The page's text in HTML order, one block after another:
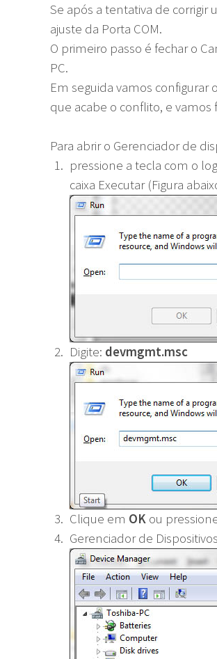
Se após a tentativa de
ajuste da Porta COM.
O primeiro passo é fechar o
PC.
Em seguida vamos configurar
que acabe o conflito, e vamos
Para abrir o Gerenciador de
pressione a tecla com o
caixa Executar (Figura
Digite: devmgmt.msc
Clique em OKou
Gerenciador de